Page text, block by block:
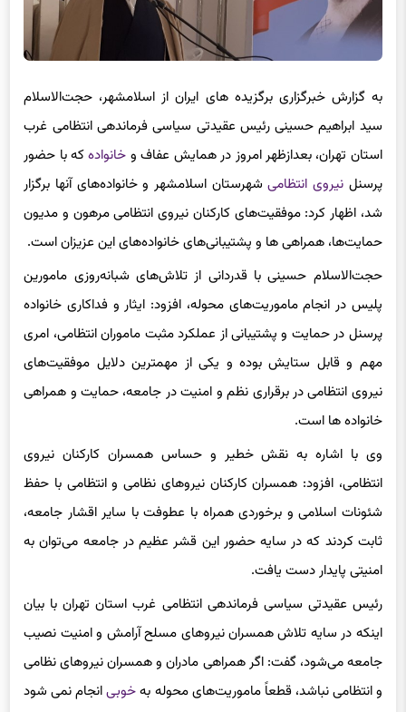
سید ابراهیم حسینی رئیس عقیدتی سیاسی فرماندهی انتظامی غرب
استان تهران، بعدازظهر امروز در همایش عفاف وخانوادهکه با حضور
پرسنلنیروی انتظامیشهرستان اسلامشهر و خانواده‌های آنها برگزار
شد، اظهار کرد: موفقیت‌های کارکنان نیروی انتظامی مرهون و مدیون
حمایت‌ها، همراهی ها و پشتیبانی‌های خانواده‌های این عزیزان است.
حجت‌الاسلام حسینی با قدردانی از تلاش‌های شبانه‌روزی مامورین
پلیس در انجام ماموریت‌های محوله، افزود: ایثار و فداکاری خانواده
پرسنل در حمایت و پشتیبانی از عملکرد مثبت ماموران انتظامی، امری
مهم و قابل ستایش بوده و یکی از مهمترین دلایل موفقیت‌های
نیروی انتظامی در برقراری نظم و امنیت در جامعه، حمایت و همراهی
خانواده ها است.
وی با اشاره به نقش خطیر و حساس همسران کارکنان نیروی
انتظامی، افزود: همسران کارکنان نیروهای نظامی و انتظامی با حفظ
شئونات اسلامی و برخوردی همراه با عطوفت با سایر اقشار جامعه،
ثابت کردند که در سایه حضور این قشر عظیم در جامعه می‌توان به
امنیتی پایدار دست یافت.
رئیس عقیدتی سیاسی فرماندهی انتظامی غرب استان تهران با بیان
اینکه در سایه تلاش همسران نیروهای مسلح آرامش و امنیت نصیب
جامعه می‌شود، گفت: اگر همراهی مادران و همسران نیروهای نظامی
و انتظامی نباشد، قطعاً ماموریت‌های محوله بهخوبیانجام نمی شود
و به نتیجه نخواهد رسید.